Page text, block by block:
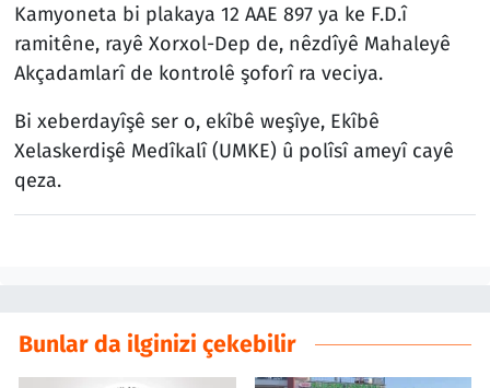
Kamyoneta bi plakaya 12 AAE 897 ya ke F.D.î
ramitêne, rayê Xorxol-Dep de, nêzdîyê Mahaleyê
Akçadamlarî de kontrolê şoforî ra veciya.
Bi xeberdayîşê ser o, ekîbê weşîye, Ekîbê
Xelaskerdişê Medîkalî (UMKE) û polîsî ameyî cayê
qeza.
Bunlar da ilginizi çekebilir